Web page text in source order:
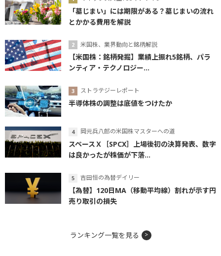
「墓じまい」には期限がある？墓じまいの流れ
とかかる費用を解説
米国株、業界動向と銘柄解説
【米国株：銘柄発掘】業績上振れ5銘柄、パラ
ンティア・テクノロジー...
ストラテジーレポート
半導体株の調整は底値をつけたか
岡元兵八郎の米国株マスターへの道
スペースＸ［SPCX］上場後初の決算発表、数字
は良かったが株価が下落...
吉田恒の為替デイリー
【為替】120日MA（移動平均線）割れが示す円
売り取引の損失
ランキング一覧を見る